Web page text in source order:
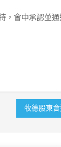
，會中承認並
牧德股東